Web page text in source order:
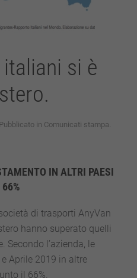
si è
in Comunicati stampa.
IN ALTRI PAESI
di trasporti AnyVan
hanno superato quelli
Secondo l’azienda, le
Aprile 2019 in altre
il 66%.